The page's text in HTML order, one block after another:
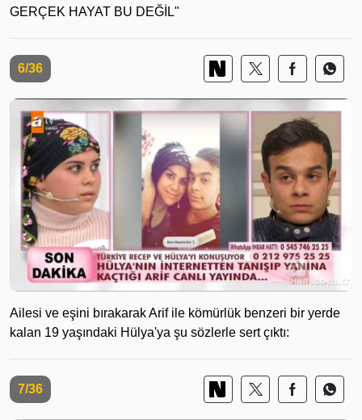
GERÇEK HAYAT BU DEĞİL"
6/36
Ailesi ve eşini bırakarak Arif ile kömürlük benzeri bir yerde
kalan 19 yaşındaki Hülya'ya şu sözlerle sert çıktı:
7/36